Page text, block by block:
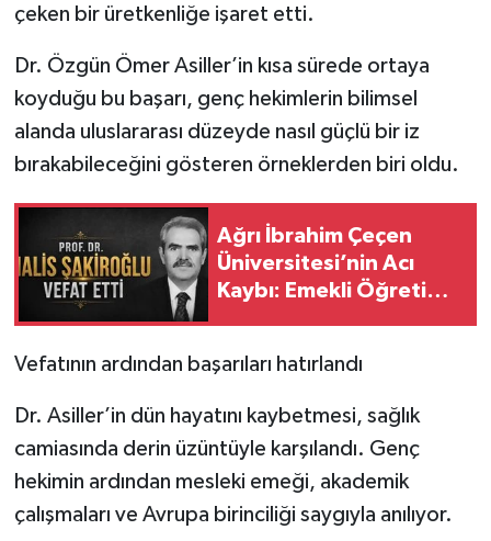
çeken bir üretkenliğe işaret etti.
Dr. Özgün Ömer Asiller’in kısa sürede ortaya
koyduğu bu başarı, genç hekimlerin bilimsel
alanda uluslararası düzeyde nasıl güçlü bir iz
bırakabileceğini gösteren örneklerden biri oldu.
Ağrı İbrahim Çeçen
Üniversitesi’nin Acı
Kaybı: Emekli Öğretim
Vefatının ardından başarıları hatırlandı
Dr. Asiller’in dün hayatını kaybetmesi, sağlık
camiasında derin üzüntüyle karşılandı. Genç
hekimin ardından mesleki emeği, akademik
çalışmaları ve Avrupa birinciliği saygıyla anılıyor.